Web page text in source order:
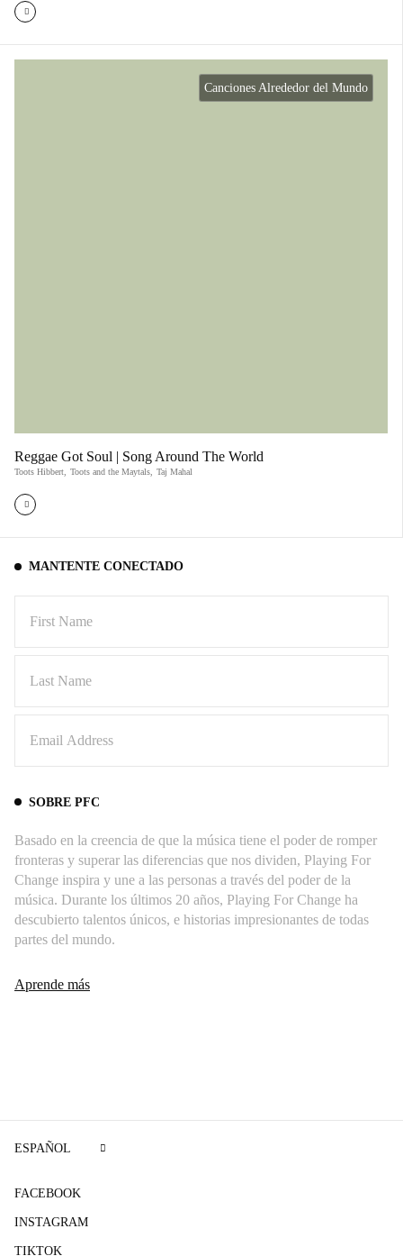
Canciones Alrededor del Mundo
Reggae Got Soul | Song Around The World
Toots Hibbert Toots and the Maytals Taj Mahal
MANTENTE CONECTADO
SOBRE PFC
Basado en la creencia de que la música tiene el poder de romper
fronteras y superar las diferencias que nos dividen, Playing For
Change inspira y une a las personas a través del poder de la
música. Durante los últimos 20 años, Playing For Change ha
descubierto talentos únicos, e historias impresionantes de todas
partes del mundo.
Aprende más
FACEBOOK
INSTAGRAM
TIKTOK
ESPAÑOL